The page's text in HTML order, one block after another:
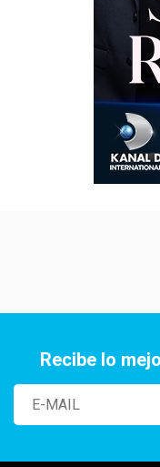
Recibe lo